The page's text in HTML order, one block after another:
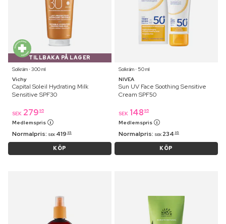
TILLBAKA PÅ LAGER
Solkräm ⋅ 300 ml
Vichy
Capital Soleil Hydrating Milk
Sensitive SPF30
SEK 279 95
Medlemspris
Normalpris: SEK 419 95
KÖP
Solkräm ⋅ 50 ml
NIVEA
Sun UV Face Soothing Sensitive
Cream SPF50
SEK 148 95
Medlemspris
Normalpris: SEK 234 95
KÖP